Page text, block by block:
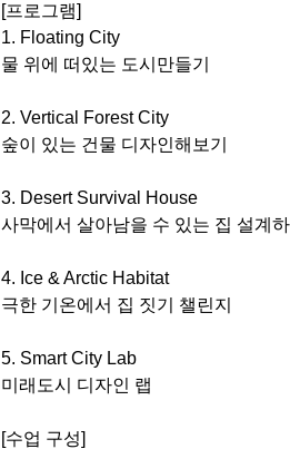
[프로그램]
1. Floating City
물 위에 떠있는 도시만들기
2. Vertical Forest City
숲이 있는 건물 디자인해보기
3. Desert Survival House
사막에서 살아남을 수 있는 집 설계하
4. Ice & Arctic Habitat
극한 기온에서 집 짓기 챌린지
5. Smart City Lab
미래도시 디자인 랩
[수업 구성]